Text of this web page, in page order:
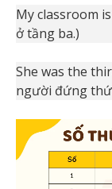
My classroom
ở tầng ba.)
She was the
người đứng